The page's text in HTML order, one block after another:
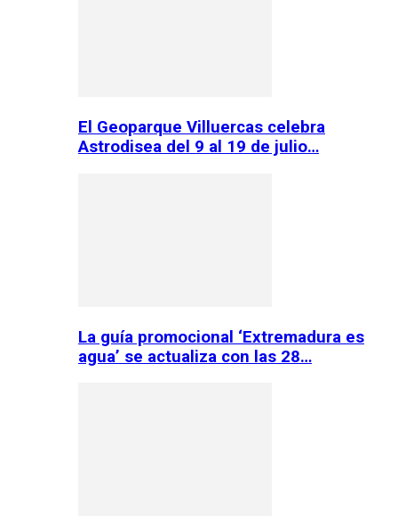
El Geoparque Villuercas celebra
Astrodisea del 9 al 19 de julio…
La guía promocional ‘Extremadura es
agua’ se actualiza con las 28…